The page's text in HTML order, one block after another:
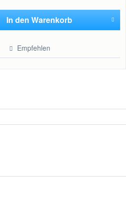
In den Warenkorb
Empfehlen